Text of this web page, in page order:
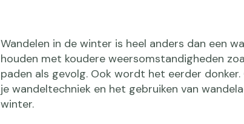
Wandelen in de winter is heel anders dan een
houden met koudere weersomstandigheden
paden als gevolg. Ook wordt het eerder
je wandeltechniek en het gebruiken van
winter.